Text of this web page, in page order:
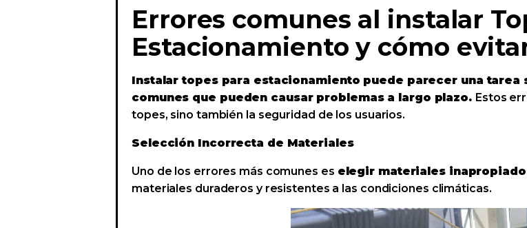
Errores comunes al instalar
Estacionamiento y cómo
Instalar topes para estacionamiento puede parecer una
comunes que pueden causar problemas a largo plazo. Estos
topes, sino también la seguridad de los usuarios.
Selección Incorrecta de Materiales
Uno de los errores más comunes es elegir materiales
materiales duraderos y resistentes a las condiciones climáticas.